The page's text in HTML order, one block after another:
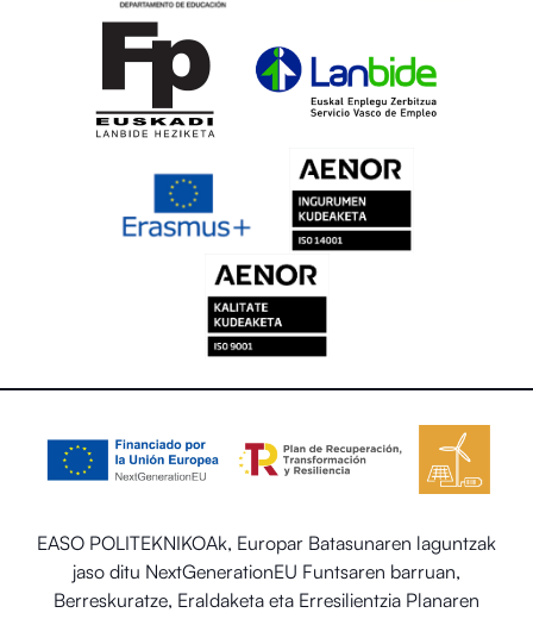
EASO POLITEKNIKOAk, Europar Batasunaren laguntzak
jaso ditu NextGenerationEU Funtsaren barruan,
Berreskuratze, Eraldaketa eta Erresilientzia Planaren